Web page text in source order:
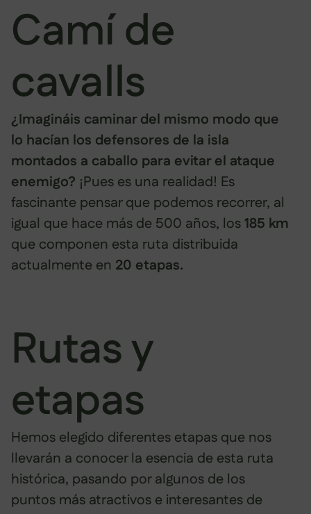
Camí de
cavalls
¿Imagináis caminar del mismo modo que
lo hacían los defensores de la isla
montados a caballo para evitar el ataque
enemigo? ¡Pues es una realidad! Es
fascinante pensar que podemos recorrer, al
igual que hace más de 500 años, los185 km
que componen esta ruta distribuida
actualmente en 20 etapas.
Rutas y
etapas
Hemos elegido diferentes etapas que nos
llevarán a conocer la esencia de esta ruta
histórica, pasando por algunos de los
puntos más atractivos e interesantes de